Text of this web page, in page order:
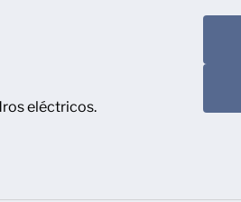
eléctricos.